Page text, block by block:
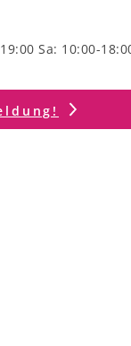
Sa: 10:00-